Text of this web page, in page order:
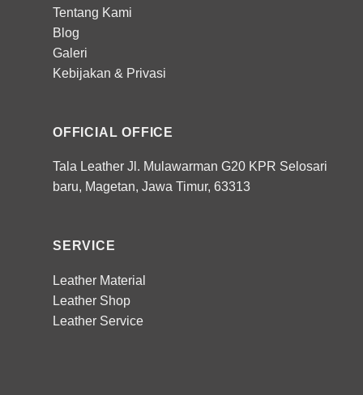
Tentang Kami
Blog
Galeri
Kebijakan & Privasi
OFFICIAL OFFICE
Tala Leather Jl. Mulawarman G20 KPR Selosari
baru, Magetan, Jawa Timur, 63313
SERVICE
Leather Material
Leather Shop
Leather Service